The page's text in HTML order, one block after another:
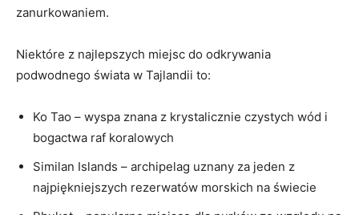
zanurkowaniem.
Niektóre‌ z najlepszych miejsc do odkrywania
podwodnego świata‍ w Tajlandii⁣ to:
Ko Tao – ​wyspa znana z krystalicznie czystych wód⁣ i
bogactwa raf koralowych
Similan Islands – archipelag uznany ​za ​jeden z
najpiękniejszych rezerwatów ‌morskich na świecie